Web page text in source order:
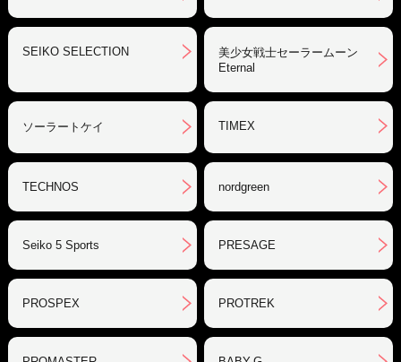
SEIKO SELECTION
美少女戦士セーラームーン
Eternal
ソーラートケイ TIMEX
TECHNOS nordgreen
Seiko 5 Sports PRESAGE
PROSPEX PROTREK